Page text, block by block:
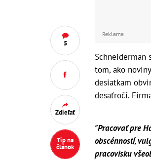
5
Zdieľať
Tip na
článok
Reklama
Schneiderman
tom, ako
desiatkam
desaťročí.
"Pracovať pre
obscénností,
pracovisku